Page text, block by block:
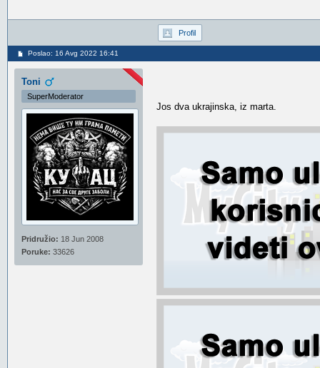
Profil
Poslao: 16 Avg 2022 16:41
Toni
SuperModerator
Pridružio: 18 Jun 2008
Poruke: 33626
Jos dva ukrajinska, iz marta.